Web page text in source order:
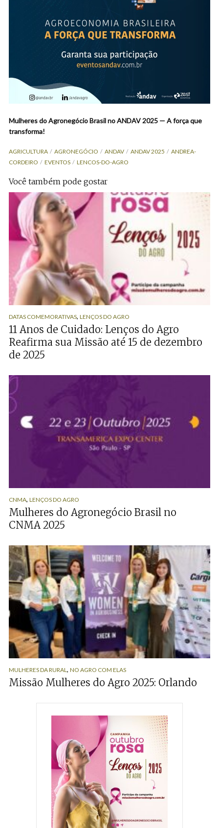
Mulheres do Agronegócio Brasil no ANDAV 2025 — A força que
transforma!
AGRICULTURA AGRONEGÓCIO ANDAV ANDAV 2025
ANDREA-
CORDEIRO
EVENTOS LENCOS-DO-AGRO
Você também pode gostar
DATAS COMEMORATIVAS, LENÇOS DO AGRO
11 Anos de Cuidado: Lenços do Agro
Reafirma sua Missão até 15 de dezembro
de 2025
CNMA, LENÇOS DO AGRO
Mulheres do Agronegócio Brasil no
CNMA 2025
MULHERES DA RURAL , NO AGRO COM ELAS
Missão Mulheres do Agro 2025: Orlando